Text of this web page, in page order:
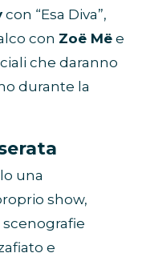
con “Esa Diva”,
con Zoë Më e
che daranno
durante la
una
show,
e